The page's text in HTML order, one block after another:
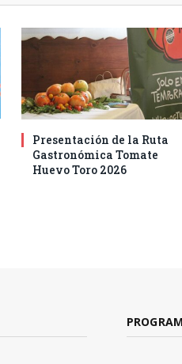
Presentación de la Ruta
Gastronómica Tomate
Huevo Toro 2026